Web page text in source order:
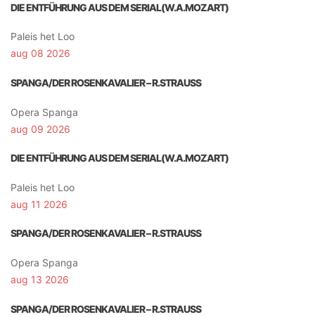
DIE ENTFÜHRUNG AUS DEM SERIAL(W.A.MOZART)
Paleis het Loo
aug 08 2026
SPANGA/DER ROSENKAVALIER – R.STRAUSS
Opera Spanga
aug 09 2026
DIE ENTFÜHRUNG AUS DEM SERIAL(W.A.MOZART)
Paleis het Loo
aug 11 2026
SPANGA/DER ROSENKAVALIER – R.STRAUSS
Opera Spanga
aug 13 2026
SPANGA/DER ROSENKAVALIER – R.STRAUSS